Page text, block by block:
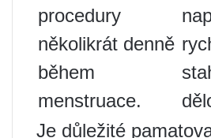
procedury
několikrát denně
během
menstruace.
Je důležité